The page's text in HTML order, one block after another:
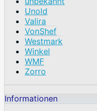
Unold
Valira
VonShef
Westmark
Winkel
WMF
Zorro
Informationen